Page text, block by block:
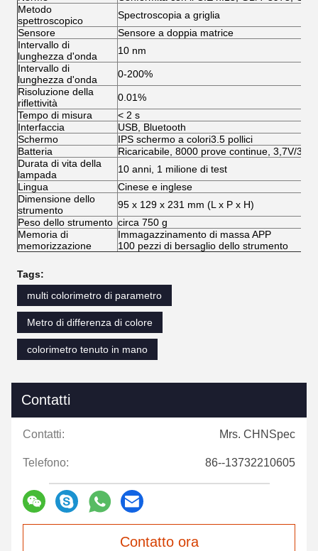
Metodo
spettroscopico
Spectroscopia a griglia
Sensore
Sensore a doppia matrice
Intervallo di
lunghezza d'onda
10 nm
Intervallo di
lunghezza d'onda
0-200%
Risoluzione della
riflettività
0.01%
Tempo di misura
< 2 s
Interfaccia
USB, Bluetooth
Schermo
IPS schermo a colori3.5 pollici
Batteria
Ricaricabile, 8000 prove continue, 3,7V/
Durata di vita della
lampada
10 anni, 1 milione di test
Lingua
Cinese e inglese
Dimensione dello
strumento
95 x 129 x 231 mm (L x P x H)
Peso dello strumento circa 750 g
Memoria di
memorizzazione
Immagazzinamento di massa APP
100 pezzi di bersaglio dello strumento
Tags:
multi colorimetro di parametro
Metro di differenza di colore
colorimetro tenuto in mano
Contatti
Contatti: Mrs. CHNSpec
Telefono: 86--13732210605
Contatto ora